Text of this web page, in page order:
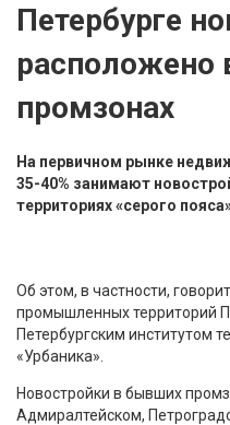
Петербурге
расположено
промзонах
На первичном рынке
35-40% занимают
территориях «серого
Об этом, в частности,
промышленных территорий
Петербургским институтом
«Урбаника».
Новостройки в бывших
Адмиралтейском,